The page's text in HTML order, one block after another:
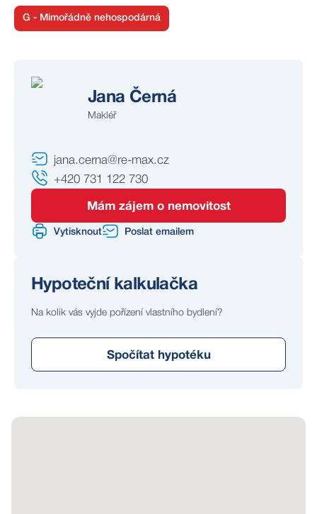
G - Mimořádně nehospodárná
Jana Černá
Makléř
jana.cerna@re-max.cz
+420 731 122 730
Mám zájem o nemovitost
Vytisknout Poslat emailem
Hypoteční kalkulačka
Na kolik vás vyjde pořízení vlastního bydlení?
Spočítat hypotéku